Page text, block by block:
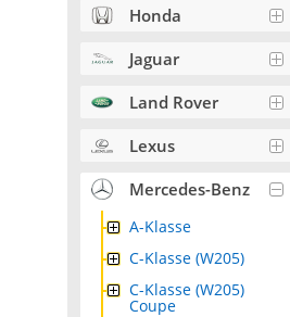
Honda
Jaguar
Land Rover
Lexus
Mercedes-Benz
A-Klasse
C-Klasse (W205)
C-Klasse (W205)
Coupe